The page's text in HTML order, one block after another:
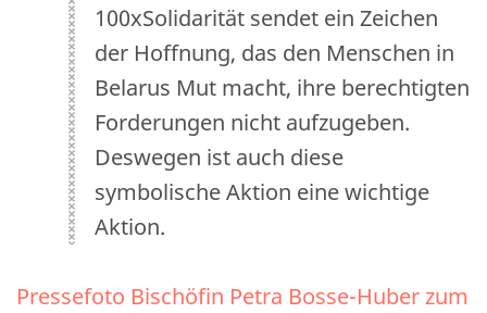
100xSolidarität sendet ein Zeichen
der Hoffnung, das den Menschen in
Belarus Mut macht, ihre berechtigten
Forderungen nicht aufzugeben.
Deswegen ist auch diese
symbolische Aktion eine wichtige
Aktion.
Pressefoto Bischöfin Petra Bosse-Huber zum